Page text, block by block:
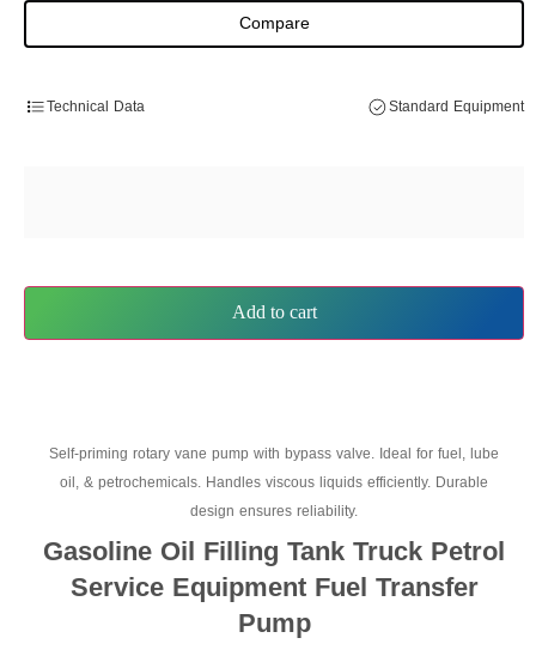
Compare
Technical Data Standard Equipment
Add to cart
Self-priming rotary vane pump with bypass valve. Ideal for fuel, lube
oil, & petrochemicals. Handles viscous liquids efficiently. Durable
design ensures reliability.
Gasoline Oil Filling Tank Truck Petrol
Service Equipment Fuel Transfer
Pump